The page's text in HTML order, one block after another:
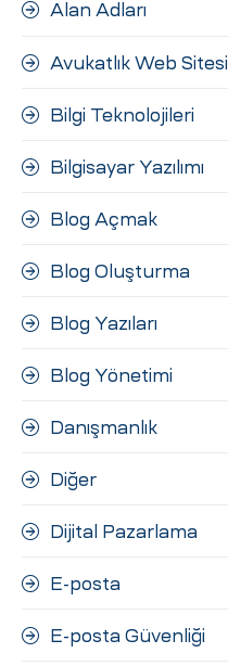
Alan Adları
Avukatlık Web Sitesi
Bilgi Teknolojileri
Bilgisayar Yazılımı
Blog Açmak
Blog Oluşturma
Blog Yazıları
Blog Yönetimi
Danışmanlık
Diğer
Dijital Pazarlama
E-posta
E-posta Güvenliği